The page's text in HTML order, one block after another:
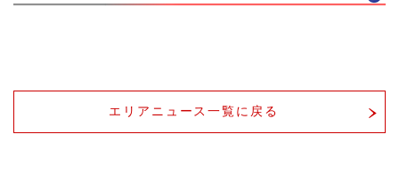
エリアニュース一覧に戻る